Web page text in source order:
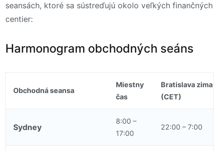
seansách, ktoré sa sústreďujú okolo veľkých finančných
centier:
Harmonogram obchodných seáns
Obchodná seansa
Miestny
čas
Bratislava zima
(CET)
Sydney
8:00 –
17:00
22:00 – 7:00